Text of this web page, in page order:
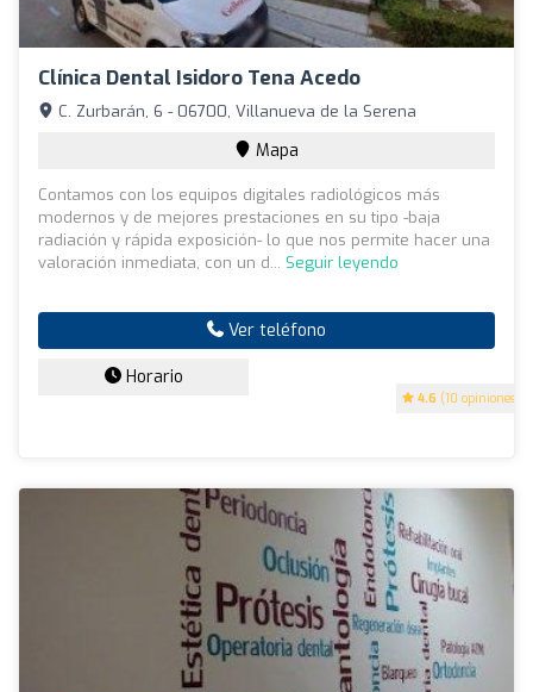
Clínica Dental Isidoro Tena Acedo
4.6 (10 opiniones)
C. Zurbarán, 6 - 06700, Villanueva de la Serena
Mapa
Contamos con los equipos digitales radiológicos más
modernos y de mejores prestaciones en su tipo -baja
radiación y rápida exposición- lo que nos permite hacer una
valoración inmediata, con un d... Seguir leyendo
Ver teléfono
Horario